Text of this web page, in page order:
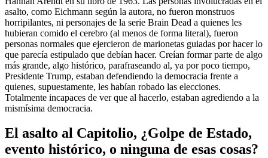
asalto, como Eichmann según la autora, no fueron monstruos
horripilantes, ni personajes de la serie Brain Dead a quienes les
hubieran comido el cerebro (al menos de forma literal), fueron
personas normales que ejercieron de marionetas guiadas por hacer lo
que parecía estipulado que debían hacer. Creían formar parte de algo
más grande, algo histórico, parafraseando al, ya por poco tiempo,
Presidente Trump, estaban defendiendo la democracia frente a
quienes, supuestamente, les habían robado las elecciones.
Totalmente incapaces de ver que al hacerlo, estaban agrediendo a la
mismísima democracia.
El asalto al Capitolio, ¿Golpe de Estado,
evento histórico, o ninguna de esas cosas?